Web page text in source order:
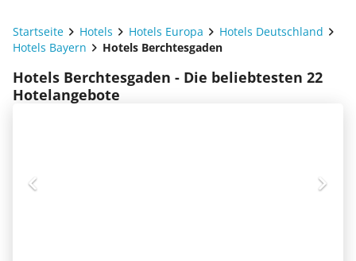
Startseite Hotels Hotels Europa
Hotels Deutschland
Hotels Bayern
Hotels Berchtesgaden
Hotels Berchtesgaden - Die beliebtesten 22
Hotelangebote